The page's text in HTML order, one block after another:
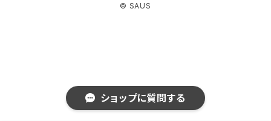
ショップに質問する
© SAUS